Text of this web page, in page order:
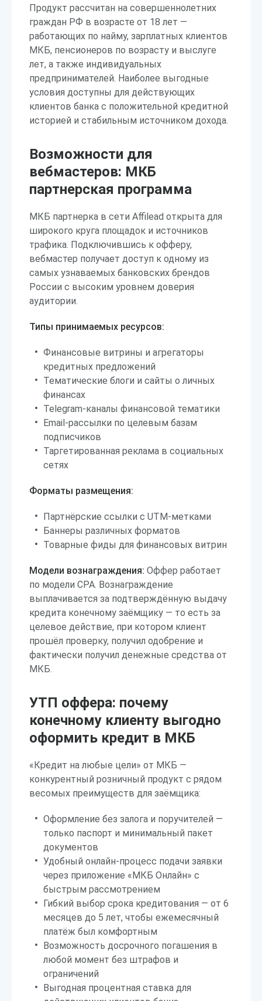
Продукт рассчитан на совершеннолетних
граждан РФ в возрасте от 18 лет —
работающих по найму, зарплатных клиентов
МКБ, пенсионеров по возрасту и выслуге
лет, а также индивидуальных
предпринимателей. Наиболее выгодные
условия доступны для действующих
клиентов банка с положительной кредитной
историей и стабильным источником дохода.
Возможности для
вебмастеров: МКБ
партнерская программа
МКБ партнерка в сети Affilead открыта для
широкого круга площадок и источников
трафика. Подключившись к офферу,
вебмастер получает доступ к одному из
самых узнаваемых банковских брендов
России с высоким уровнем доверия
аудитории.
Типы принимаемых ресурсов:
Финансовые витрины и агрегаторы
кредитных предложений
Тематические блоги и сайты о личных
финансах
Telegram-каналы финансовой тематики
Email-рассылки по целевым базам
подписчиков
Таргетированная реклама в социальных
сетях
Форматы размещения:
Партнёрские ссылки с UTM-метками
Баннеры различных форматов
Товарные фиды для финансовых витрин
Модели вознаграждения: Оффер работает
по модели CPA. Вознаграждение
выплачивается за подтверждённую выдачу
кредита конечному заёмщику — то есть за
целевое действие, при котором клиент
прошёл проверку, получил одобрение и
фактически получил денежные средства от
МКБ.
УТП оффера: почему
конечному клиенту выгодно
оформить кредит в МКБ
«Кредит на любые цели» от МКБ —
конкурентный розничный продукт с рядом
весомых преимуществ для заёмщика:
Оформление без залога и поручителей —
только паспорт и минимальный пакет
документов
Удобный онлайн-процесс подачи заявки
через приложение «МКБ Онлайн» с
быстрым рассмотрением
Гибкий выбор срока кредитования — от 6
месяцев до 5 лет, чтобы ежемесячный
платёж был комфортным
Возможность досрочного погашения в
любой момент без штрафов и
ограничений
Выгодная процентная ставка для